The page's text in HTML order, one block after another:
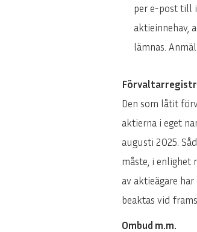
per e-post till
aktieinnehav,
lämnas.
Den som låtit
aktierna i eget
augusti 2025.
måste, i enlighet
av aktieägare
beaktas vid
Ombud m.m.